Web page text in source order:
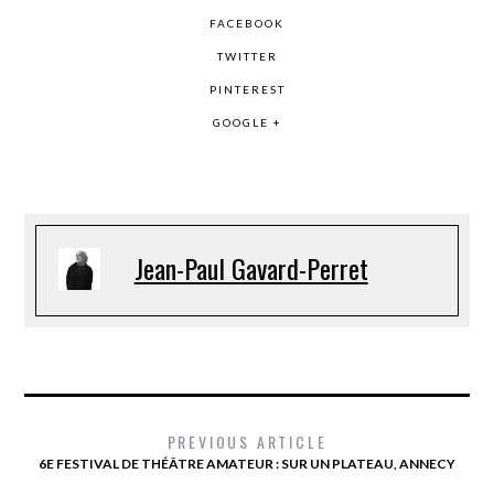
FACEBOOK
TWITTER
PINTEREST
GOOGLE +
Jean-Paul Gavard-Perret
PREVIOUS ARTICLE
6E FESTIVAL DE THÉÂTRE AMATEUR : SUR UN PLATEAU, ANNECY